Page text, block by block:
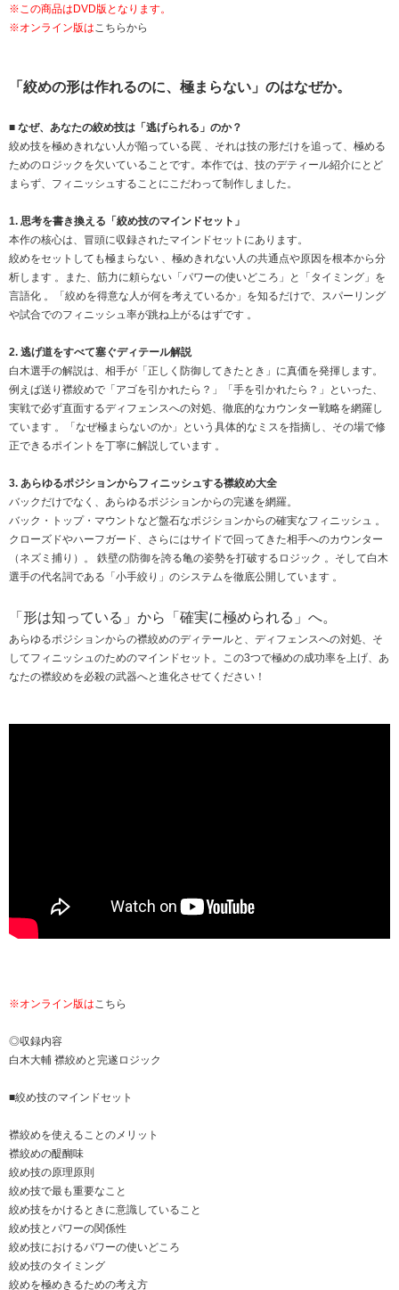
※この商品はDVD版となります。
※オンライン版はこちらから
「絞めの形は作れるのに、極まらない」のはなぜか。
■ なぜ、あなたの絞め技は「逃げられる」のか？
絞め技を極めきれない人が陥っている罠 、それは技の形だけを追って、極める
ためのロジックを欠いていることです。本作では、技のデティール紹介にとど
まらず、フィニッシュすることにこだわって制作しました。
1. 思考を書き換える「絞め技のマインドセット」
本作の核心は、冒頭に収録されたマインドセットにあります。
絞めをセットしても極まらない 、極めきれない人の共通点や原因を根本から分
析します 。また、筋力に頼らない「パワーの使いどころ」と「タイミング」を
言語化 。「絞めを得意な人が何を考えているか」を知るだけで、スパーリング
や試合でのフィニッシュ率が跳ね上がるはずです 。
2. 逃げ道をすべて塞ぐディテール解説
白木選手の解説は、相手が「正しく防御してきたとき」に真価を発揮します。
例えば送り襟絞めで「アゴを引かれたら？」「手を引かれたら？」といった、
実戦で必ず直面するディフェンスへの対処、徹底的なカウンター戦略を網羅し
ています 。「なぜ極まらないのか」という具体的なミスを指摘し、その場で修
正できるポイントを丁寧に解説しています 。
3. あらゆるポジションからフィニッシュする襟絞め大全
バックだけでなく、あらゆるポジションからの完遂を網羅。
バック・トップ・マウントなど盤石なポジションからの確実なフィニッシュ 。
クローズドやハーフガード、さらにはサイドで回ってきた相手へのカウンター
（ネズミ捕り）。 鉄壁の防御を誇る亀の姿勢を打破するロジック 。そして白木
選手の代名詞である「小手絞り」のシステムを徹底公開しています 。
「形は知っている」から「確実に極められる」へ。
あらゆるポジションからの襟絞めのディテールと、ディフェンスへの対処、そ
してフィニッシュのためのマインドセット。この3つで極めの成功率を上げ、あ
なたの襟絞めを必殺の武器へと進化させてください！
※オンライン版はこちら
◎収録内容
白木大輔 襟絞めと完遂ロジック
■絞め技のマインドセット
襟絞めを使えることのメリット
襟絞めの醍醐味
絞め技の原理原則
絞め技で最も重要なこと
絞め技をかけるときに意識していること
絞め技とパワーの関係性
絞め技におけるパワーの使いどころ
絞め技のタイミング
絞めを極めきるための考え方